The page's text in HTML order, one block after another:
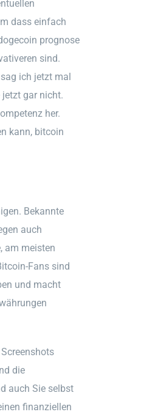
dass einfach
prognose
sind.
ich jetzt mal
gar nicht.
her.
kann, bitcoin
Bekannte
auch
am meisten
Fans sind
und macht
die
auch Sie selbst
finanziellen